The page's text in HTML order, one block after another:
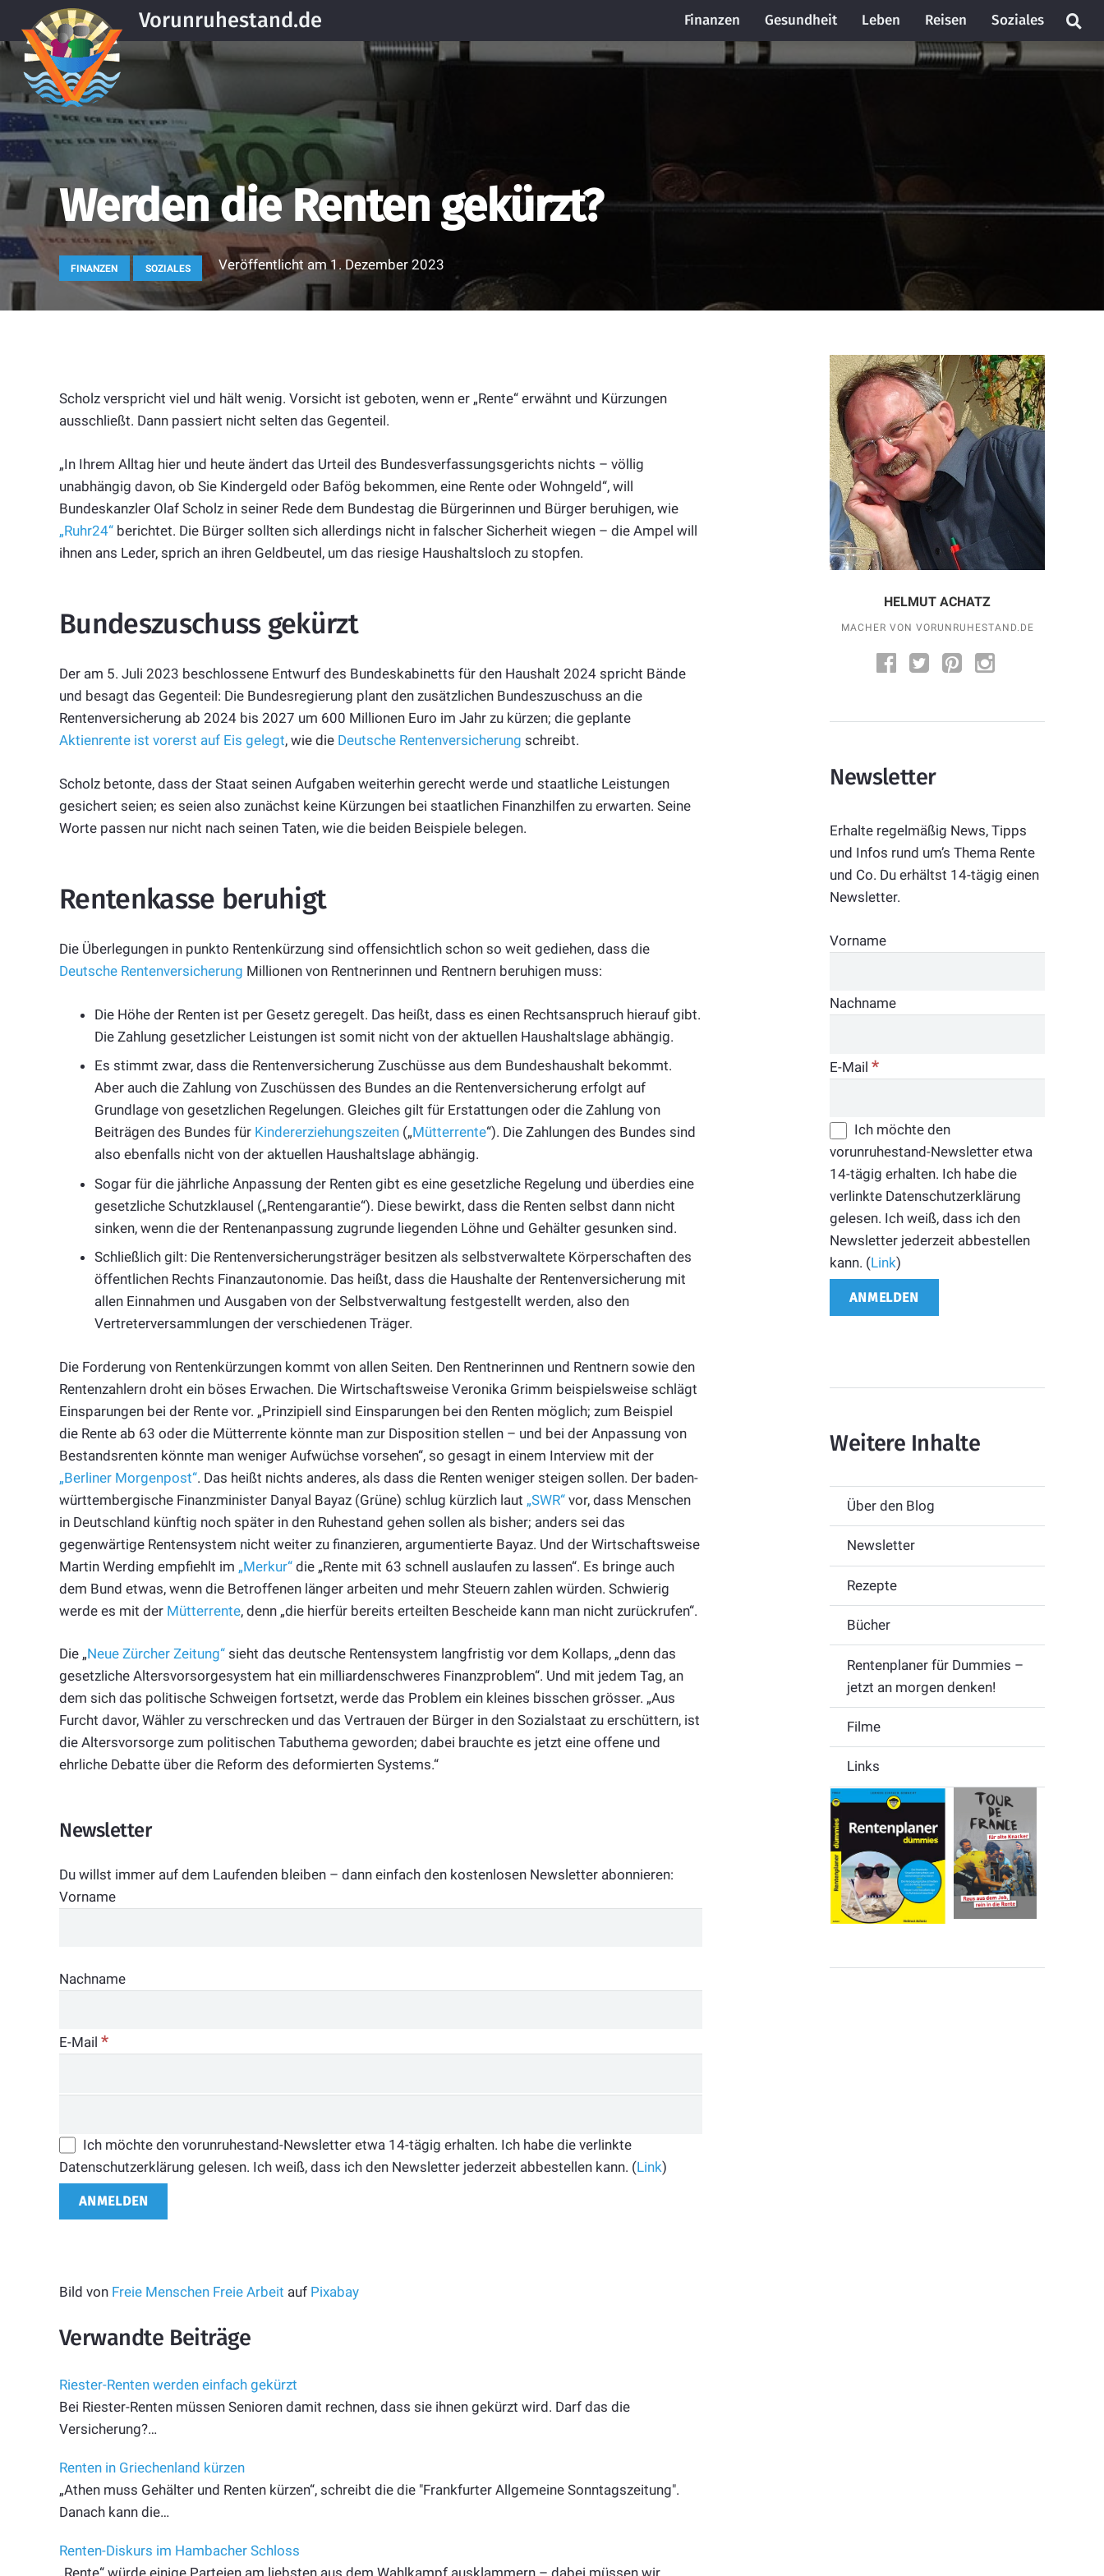
Vorunruhestand.de Finanzen Gesundheit Leben Reisen Soziales
Werden die Renten gekürzt?
FINANZEN SOZIALES Veröffentlicht am1. Dezember 2023
Scholz verspricht viel und hält wenig. Vorsicht ist geboten, wenn er „Rente“ erwähnt und Kürzungen
ausschließt. Dann passiert nicht selten das Gegenteil.
„In Ihrem Alltag hier und heute ändert das Urteil des Bundesverfassungsgerichts nichts – völlig
unabhängig davon, ob Sie Kindergeld oder Bafög bekommen, eine Rente oder Wohngeld“, will
Bundeskanzler Olaf Scholz in seiner Rede dem Bundestag die Bürgerinnen und Bürger beruhigen, wie
„Ruhr24“ berichtet. Die Bürger sollten sich allerdings nicht in falscher Sicherheit wiegen – die Ampel will
ihnen ans Leder, sprich an ihren Geldbeutel, um das riesige Haushaltsloch zu stopfen.
Bundeszuschuss gekürzt
Der am 5. Juli 2023 beschlossene Entwurf des Bundeskabinetts für den Haushalt 2024 spricht Bände
und besagt das Gegenteil: Die Bundesregierung plant den zusätzlichen Bundeszuschuss an die
Rentenversicherung ab 2024 bis 2027 um 600 Millionen Euro im Jahr zu kürzen; die geplante
Aktienrente ist vorerst auf Eis gelegt, wie die Deutsche Rentenversicherung schreibt.
Scholz betonte, dass der Staat seinen Aufgaben weiterhin gerecht werde und staatliche Leistungen
gesichert seien; es seien also zunächst keine Kürzungen bei staatlichen Finanzhilfen zu erwarten. Seine
Worte passen nur nicht nach seinen Taten, wie die beiden Beispiele belegen.
Rentenkasse beruhigt
Die Überlegungen in punkto Rentenkürzung sind offensichtlich schon so weit gediehen, dass die
Deutsche Rentenversicherung Millionen von Rentnerinnen und Rentnern beruhigen muss:
Die Höhe der Renten ist per Gesetz geregelt. Das heißt, dass es einen Rechtsanspruch hierauf gibt.
Die Zahlung gesetzlicher Leistungen ist somit nicht von der aktuellen Haushaltslage abhängig.
Es stimmt zwar, dass die Rentenversicherung Zuschüsse aus dem Bundeshaushalt bekommt.
Aber auch die Zahlung von Zuschüssen des Bundes an die Rentenversicherung erfolgt auf
Grundlage von gesetzlichen Regelungen. Gleiches gilt für Erstattungen oder die Zahlung von
Beiträgen des Bundes für Kindererziehungszeiten („Mütterrente“). Die Zahlungen des Bundes sind
also ebenfalls nicht von der aktuellen Haushaltslage abhängig.
Sogar für die jährliche Anpassung der Renten gibt es eine gesetzliche Regelung und überdies eine
gesetzliche Schutzklausel („Rentengarantie“). Diese bewirkt, dass die Renten selbst dann nicht
sinken, wenn die der Rentenanpassung zugrunde liegenden Löhne und Gehälter gesunken sind.
Schließlich gilt: Die Rentenversicherungsträger besitzen als selbstverwaltete Körperschaften des
öffentlichen Rechts Finanzautonomie. Das heißt, dass die Haushalte der Rentenversicherung mit
allen Einnahmen und Ausgaben von der Selbstverwaltung festgestellt werden, also den
Vertreterversammlungen der verschiedenen Träger.
Die Forderung von Rentenkürzungen kommt von allen Seiten. Den Rentnerinnen und Rentnern sowie den
Rentenzahlern droht ein böses Erwachen. Die Wirtschaftsweise Veronika Grimm beispielsweise schlägt
Einsparungen bei der Rente vor. „Prinzipiell sind Einsparungen bei den Renten möglich; zum Beispiel
die Rente ab 63 oder die Mütterrente könnte man zur Disposition stellen – und bei der Anpassung von
Bestandsrenten könnte man weniger Aufwüchse vorsehen“, so gesagt in einem Interview mit der
„Berliner Morgenpost“. Das heißt nichts anderes, als dass die Renten weniger steigen sollen. Der baden-
württembergische Finanzminister Danyal Bayaz (Grüne) schlug kürzlich laut „SWR“ vor, dass Menschen
in Deutschland künftig noch später in den Ruhestand gehen sollen als bisher; anders sei das
gegenwärtige Rentensystem nicht weiter zu finanzieren, argumentierte Bayaz. Und der Wirtschaftsweise
Martin Werding empfiehlt im „Merkur“ die „Rente mit 63 schnell auslaufen zu lassen“. Es bringe auch
dem Bund etwas, wenn die Betroffenen länger arbeiten und mehr Steuern zahlen würden. Schwierig
werde es mit der Mütterrente, denn „die hierfür bereits erteilten Bescheide kann man nicht zurückrufen“.
Die „Neue Zürcher Zeitung“ sieht das deutsche Rentensystem langfristig vor dem Kollaps, „denn das
gesetzliche Altersvorsorgesystem hat ein milliardenschweres Finanzproblem“. Und mit jedem Tag, an
dem sich das politische Schweigen fortsetzt, werde das Problem ein kleines bisschen grösser. „Aus
Furcht davor, Wähler zu verschrecken und das Vertrauen der Bürger in den Sozialstaat zu erschüttern, ist
die Altersvorsorge zum politischen Tabuthema geworden; dabei brauchte es jetzt eine offene und
ehrliche Debatte über die Reform des deformierten Systems.“
Newsletter
Du willst immer auf dem Laufenden bleiben – dann einfach den kostenlosen Newsletter abonnieren:
Vorname
Nachname
E-Mail *
Ich möchte den vorunruhestand-Newsletter etwa 14-tägig erhalten. Ich habe die verlinkte
Datenschutzerklärung gelesen. Ich weiß, dass ich den Newsletter jederzeit abbestellen kann. (Link)
Bild von Freie Menschen Freie Arbeit auf Pixabay
Verwandte Beiträge
Riester-Renten werden einfach gekürzt
Bei Riester-Renten müssen Senioren damit rechnen, dass sie ihnen gekürzt wird. Darf das die
Versicherung?…
Renten in Griechenland kürzen
„Athen muss Gehälter und Renten kürzen“, schreibt die die "Frankfurter Allgemeine Sonntagszeitung".
Danach kann die…
Renten-Diskurs im Hambacher Schloss
„Rente“ würde einige Parteien am liebsten aus dem Wahlkampf ausklammern – dabei müssen wir
HELMUT ACHATZ
MACHER VON VORUNRUHESTAND.DE
Newsletter
Erhalte regelmäßig News, Tipps
und Infos rund um’s Thema Rente
und Co. Du erhältst 14-tägig einen
Newsletter.
Vorname
Nachname
E-Mail*
Ich möchte den
vorunruhestand-Newsletter etwa
14-tägig erhalten. Ich habe die
verlinkte Datenschutzerklärung
gelesen. Ich weiß, dass ich den
Newsletter jederzeit abbestellen
kann. (Link)
Weitere Inhalte
Über den Blog
Newsletter
Rezepte
Bücher
Rentenplaner für Dummies –
jetzt an morgen denken!
Filme
Links